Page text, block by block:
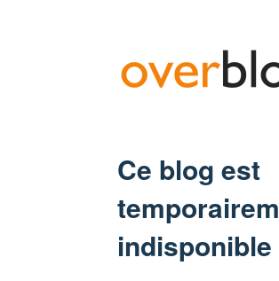
Ce blog est
indisponible